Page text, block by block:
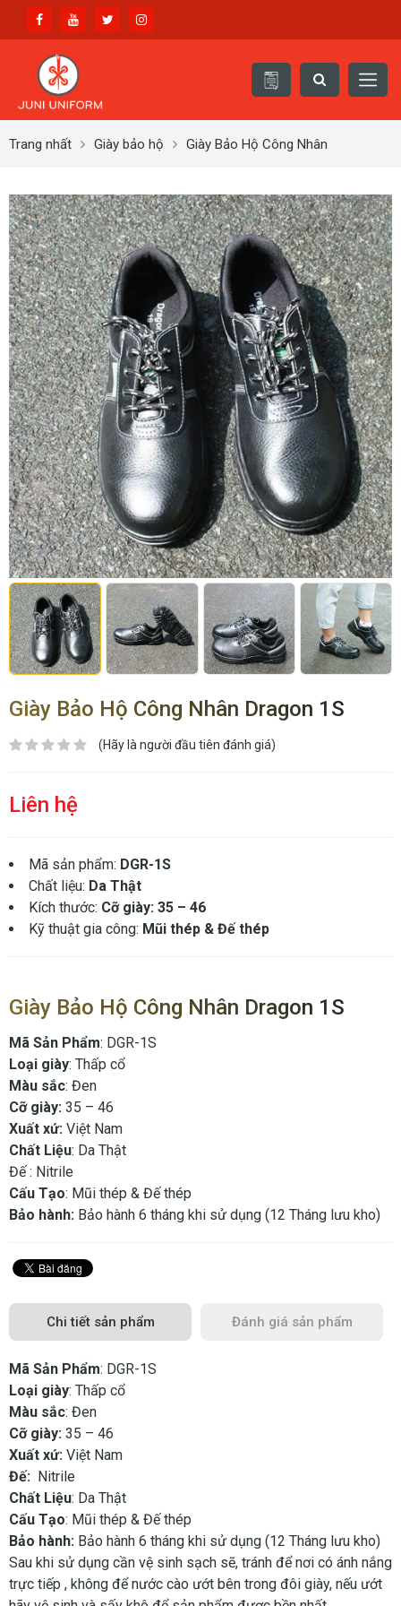
Trang nhất Giày bảo hộ Giày Bảo Hộ Công Nhân
Giày Bảo Hộ Công Nhân Dragon 1S
(Hãy là người đầu tiên đánh giá)
Liên hệ
Mã sản phẩm: DGR-1S
Chất liệu: Da Thật
Kích thước: Cỡ giày: 35 – 46
Kỹ thuật gia công: Mũi thép & Đế thép
Giày Bảo Hộ Công Nhân Dragon 1S
Mã Sản Phẩm: DGR-1S
Loại giày: Thấp cổ
Màu sắc: Đen
Cỡ giày: 35 – 46
Xuất xứ: Việt Nam
Chất Liệu: Da Thật
Đế : Nitrile
Cấu Tạo: Mũi thép & Đế thép
Bảo hành: Bảo hành 6 tháng khi sử dụng (12 Tháng lưu kho)
Chi tiết sản phẩm Đánh giá sản phẩm
Mã Sản Phẩm: DGR-1S
Loại giày: Thấp cổ
Màu sắc: Đen
Cỡ giày: 35 – 46
Xuất xứ: Việt Nam
Đế: Nitrile
Chất Liệu: Da Thật
Cấu Tạo: Mũi thép & Đế thép
Bảo hành: Bảo hành 6 tháng khi sử dụng (12 Tháng lưu kho)
Sau khi sử dụng cần vệ sinh sạch sẽ, tránh để nơi có ánh nắng
trực tiếp , không để nước cào ướt bên trong đôi giày, nếu ướt